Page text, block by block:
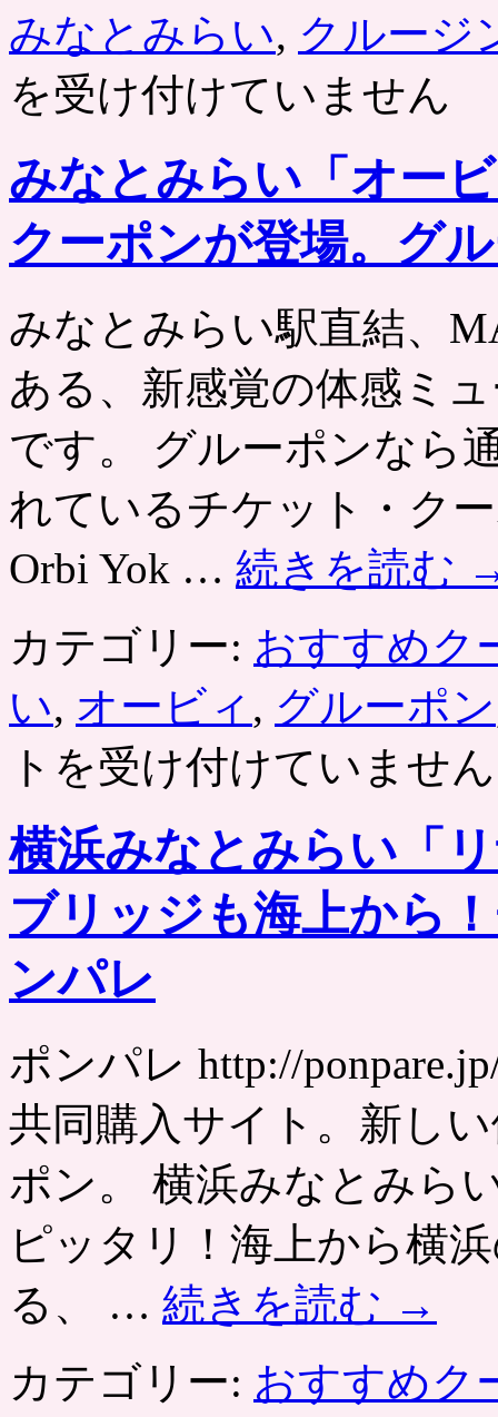
みなとみらい, クルージ
を受け付けていません
みなとみらい「オー
クーポンが登場。グ
みなとみらい駅直結、
ある、新感覚の体感ミ
です。 グルーポンなら
れているチケット・ク
Orbi Yok … 続きを読む
カテゴリー: おすすめク
い, オービィ , グルーポン
トを受け付けていません
横浜みなとみらい「
ブリッジも海上から
ンパレ
ポンパレ http://
共同購入サイト。新し
ポン。 横浜みなとみら
ピッタリ！海上から横
る、 … 続きを読む →
カテゴリー: おすすめク